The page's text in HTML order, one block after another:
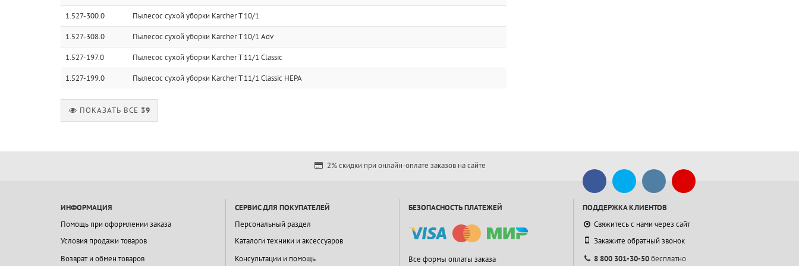
1.527-300.0 Пылесос сухой уборки Karcher T 10/1
1.527-308.0 Пылесос сухой уборки Karcher T 10/1 Adv
1.527-197.0 Пылесос сухой уборки Karcher T 11/1 Classic
1.527-199.0 Пылесос сухой уборки Karcher T 11/1 Classic HEPA
ПОКАЗАТЬ ВСЕ 39
2% скидки при онлайн-оплате заказов на сайте
ИНФОРМАЦИЯ
Помощь при оформлении заказа
Условия продажи товаров
Возврат и обмен товаров
СЕРВИС ДЛЯ ПОКУПАТЕЛЕЙ
Персональный раздел
Каталоги техники и аксессуаров
Консультации и помощь
БЕЗОПАСНОСТЬ ПЛАТЕЖЕЙ
Все формы оплаты заказа
ПОДДЕРЖКА КЛИЕНТОВ
Свяжитесь с нами через сайт
Закажите обратный звонок
8 800 301-30-50бесплатно